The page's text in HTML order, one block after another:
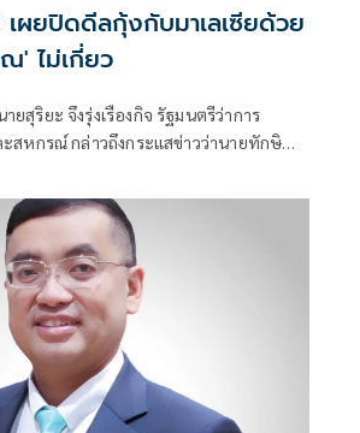
เผยปิดดีลกุ้งกับมาเลเซียด้วย
' ไม่เกี่ยว
ยสุริยะ จึงรุ่งเรืองกิจ รัฐมนตรีว่าการ
ะสหกรณ์ กล่าวถึงกระแสข่าวว่านายทักษิณ